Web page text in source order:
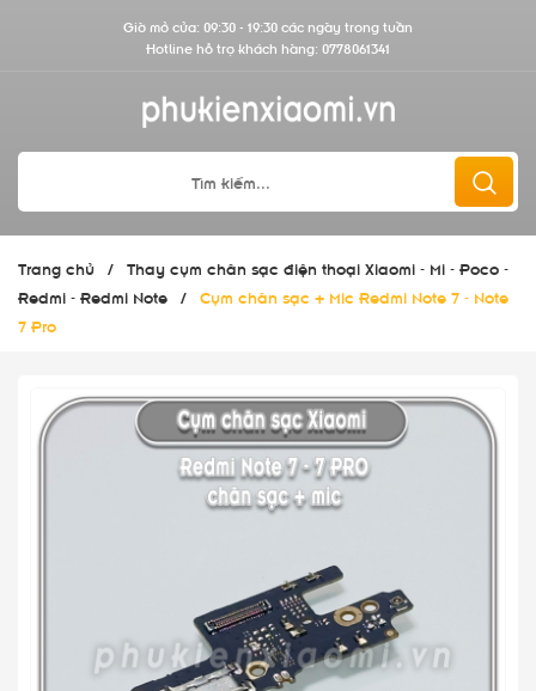
Giờ mở cửa: 09:30 - 19:30 các ngày trong tuần
Hotline hỗ trợ khách hàng: 0778061341
Trang chủ / Thay cụm chân sạc điện thoại Xiaomi - Mi - Poco -
Redmi - Redmi Note / Cụm chân sạc + Mic Redmi Note 7 - Note
7 Pro